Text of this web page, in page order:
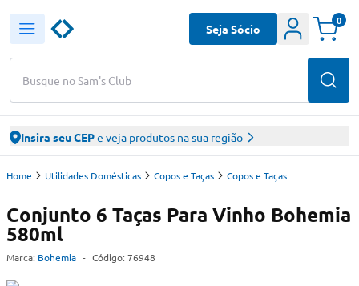
Busque no Sam's Club
Seja Sócio
0
Insira seu CEPe veja produtos na sua região
Home Utilidades Domésticas Copos e Taças Copos e Taças
Conjunto 6 Taças Para Vinho Bohemia
580ml
Marca: Bohemia - Código: 76948